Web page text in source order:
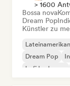
> 1600
Bossa nova
Dream Pop
Künstler zu
Dream Pop
Lofi bedroom